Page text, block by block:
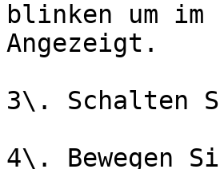
blinken um
Angezeigt.
3\. Schalten
4\. Bewegen